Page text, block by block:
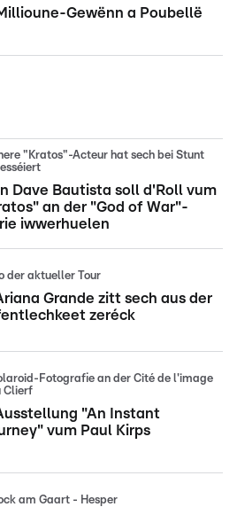
Gewënn a Poubellë
"Kratos"-Acteur hat sech bei Stunt
Dave Bautista soll d'Roll vum
an der "God of War"-
iwwerhuelen
der aktueller Tour
Grande zitt sech aus der
zeréck
Fotografie an der Cité de l'image
Clierf
"An Instant
vum Paul Kirps
am Gaart - Hesper